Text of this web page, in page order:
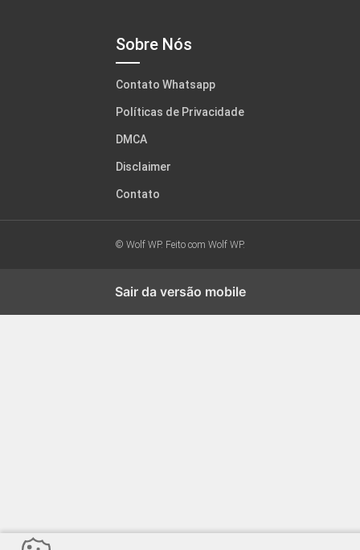
Sobre Nós
Contato Whatsapp
Políticas de Privacidade
DMCA
Disclaimer
Contato
© Wolf WP. Feito com Wolf WP.
Sair da versão mobile